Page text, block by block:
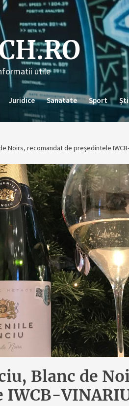
utile
Juridice Sanatate Sport
Noirs, recomandat de preşedintele IWCB-
Blanc de
IWCB-